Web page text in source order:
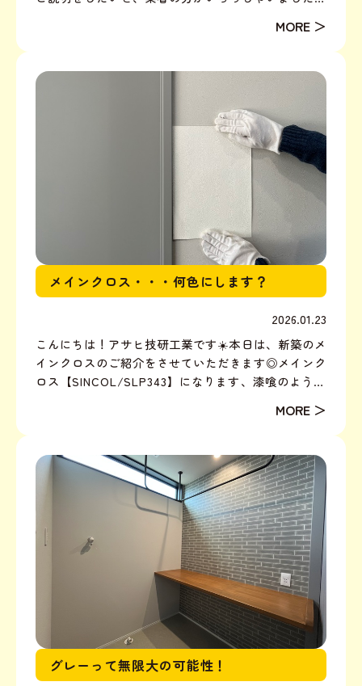
認でご訪問する事はありますが・・・弊社スタッフ
や訪問は基本...
メインクロス・・・何色にします？
2026.01.23
こんにちは！アサヒ技研工業です☀️本日は、新築のメ
インクロスのご紹介をさせていただきます◎メインク
ロス【SINCOL/SLP343】になります、漆喰のように
系まで幅広いスタイルに合わせやすいウォームグレー
ワ...
グレーって無限大の可能性！